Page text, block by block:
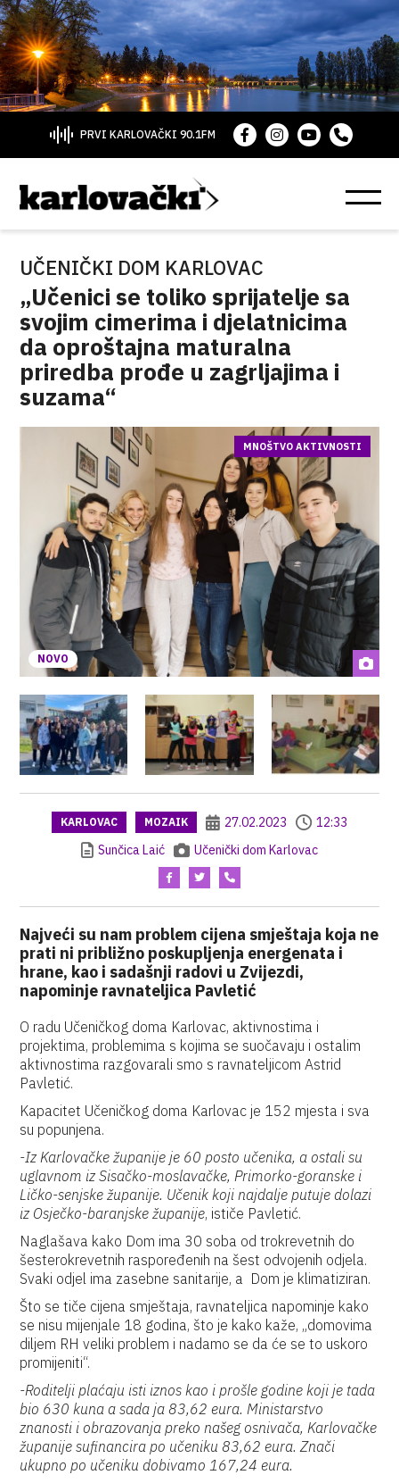
PRVI KARLOVAČKI 90.1FM
UČENIČKI DOM KARLOVAC
„Učenici se toliko sprijatelje sa
svojim cimerima i djelatnicima
da oproštajna maturalna
priredba prođe u zagrljajima i
suzama“
NOVO
MNOŠTVO AKTIVNOSTI
KARLOVAC MOZAIK 27.02.2023
12:33
Sunčica Laić
Učenički dom Karlovac
Najveći su nam problem cijena smještaja koja ne
prati ni približno poskupljenja energenata i
hrane, kao i sadašnji radovi u Zvijezdi,
napominje ravnateljica Pavletić
O radu Učeničkog doma Karlovac, aktivnostima i
projektima, problemima s kojima se suočavaju i ostalim
aktivnostima razgovarali smo s ravnateljicom Astrid
Pavletić.
Kapacitet Učeničkog doma Karlovac je 152 mjesta i sva
su popunjena.
-Iz Karlovačke županije je 60 posto učenika, a ostali su
uglavnom iz Sisačko-moslavačke, Primorko-goranske i
Ličko-senjske županije. Učenik koji najdalje putuje dolazi
iz Osječko-baranjske županije, ističe Pavletić.
Naglašava kako Dom ima 30 soba od trokrevetnih do
šesterokrevetnih raspoređenih na šest odvojenih odjela.
Svaki odjel ima zasebne sanitarije, a Dom je klimatiziran.
Što se tiče cijena smještaja, ravnateljica napominje kako
se nisu mijenjale 18 godina, što je kako kaže, „domovima
diljem RH veliki problem i nadamo se da će se to uskoro
promijeniti“.
-Roditelji plaćaju isti iznos kao i prošle godine koji je tada
bio 630 kuna a sada ja 83,62 eura. Ministarstvo
znanosti i obrazovanja preko našeg osnivača, Karlovačke
županije sufinancira po učeniku 83,62 eura. Znači
ukupno po učeniku dobivamo 167,24 eura.